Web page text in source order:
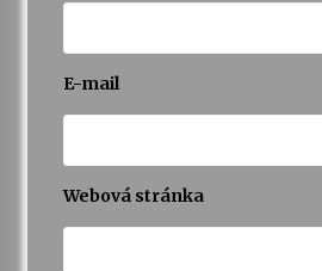
E-mail
Webová stránka